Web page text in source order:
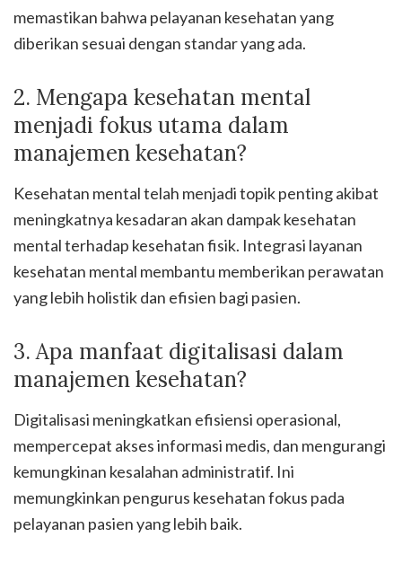
memastikan bahwa pelayanan kesehatan yang
diberikan sesuai dengan standar yang ada.
2. Mengapa kesehatan mental
menjadi fokus utama dalam
manajemen kesehatan?
Kesehatan mental telah menjadi topik penting akibat
meningkatnya kesadaran akan dampak kesehatan
mental terhadap kesehatan fisik. Integrasi layanan
kesehatan mental membantu memberikan perawatan
yang lebih holistik dan efisien bagi pasien.
3. Apa manfaat digitalisasi dalam
manajemen kesehatan?
Digitalisasi meningkatkan efisiensi operasional,
mempercepat akses informasi medis, dan mengurangi
kemungkinan kesalahan administratif. Ini
memungkinkan pengurus kesehatan fokus pada
pelayanan pasien yang lebih baik.